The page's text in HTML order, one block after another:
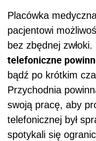
Placówka
pacjentowi
bez zbędnej
telefoniczne
bądź po krótkim
Przychodnia
swoją pracę, aby
telefonicznej był
spotykali się